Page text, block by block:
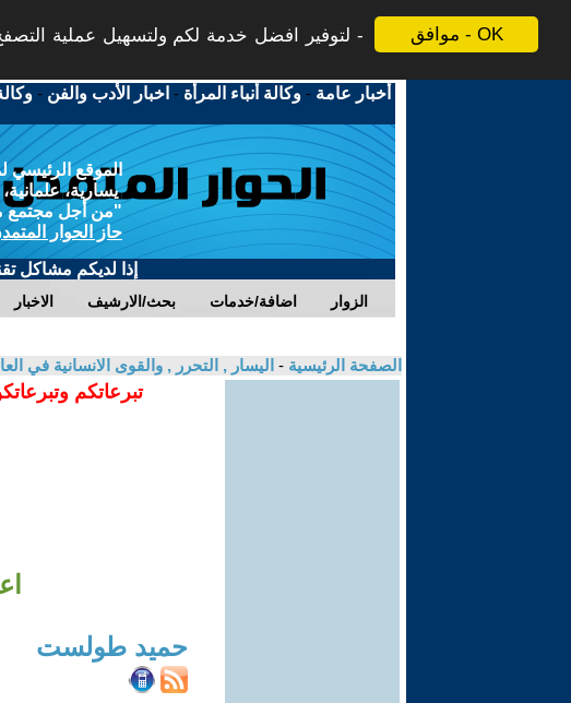
موافق - OK
لتوفير افضل خدمة لكم ولتسهيل عملية
أخبار عامة -وكالة أنباء المرأة - اخبار الأدب والفن -
الموقع الرئيسي
يسارية،
"من أجل مجتمع
حاز الحوار
إذا لديكم مشاكل
الاخبار بحث/الارشيف اضافة/خدمات الزوار
الصفحة الرئيسية - اليسار , التحرر , والقوى الانسانية في
تبرعاتكم
حميد طولست